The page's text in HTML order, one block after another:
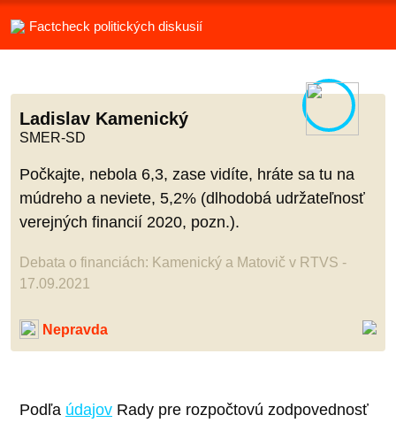
Factcheck politických diskusií
Ladislav Kamenický
SMER-SD
Počkajte, nebola 6,3, zase vidíte, hráte sa tu na
múdreho a neviete, 5,2% (dlhodobá udržateľnosť
verejných financií 2020, pozn.).
Debata o financiách: Kamenický a Matovič v RTVS -
17.09.2021
Nepravda
Podľa údajov Rady pre rozpočtovú zodpovednosť